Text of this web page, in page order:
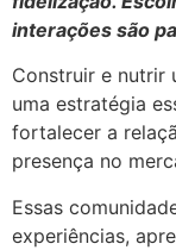
interações são
​Construir e nutrir
uma estratégia
fortalecer a
presença no
Essas
experiências,